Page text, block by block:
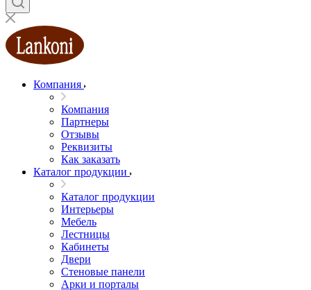
Компания
Компания
Партнеры
Отзывы
Реквизиты
Как заказать
Каталог продукции
Каталог продукции
Интерьеры
Мебель
Лестницы
Кабинеты
Двери
Стеновые панели
Арки и порталы